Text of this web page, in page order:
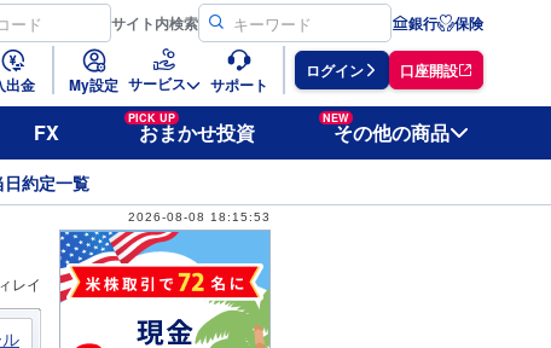
サイト内検索 銀行 保険
出金 My設定 サービス サポート
ログイン 口座開設
FX
PICK UP
おまかせ投資
NEW
その他の商品
日約定一覧
2026-08-08 18:15:53
レイ